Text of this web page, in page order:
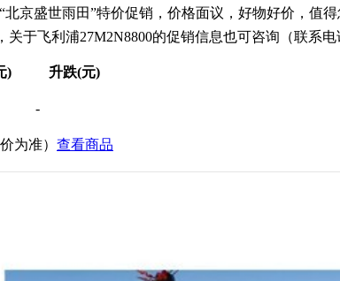
北京盛世雨田”特价促销，价格面议，好物好价，值得
于飞利浦27M2N8800的促销信息也可咨询（联系电
) 升跌(元)
-
为准） 查看商品